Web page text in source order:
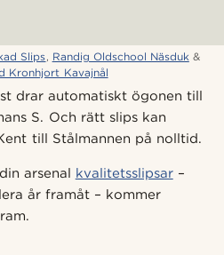
Slips, Randig Oldschool Näsduk &
Kronhjort Kavajnål
drar automatiskt ögonen till
S. Och rätt slips kan
till Stålmannen på nolltid.
arsenal kvalitetsslipsar–
år framåt – kommer